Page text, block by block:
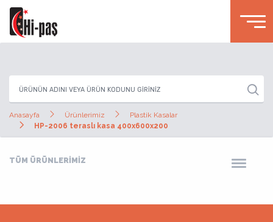
Anasayfa Ürünlerimiz
Plastik Kasalar
HP-2006 teraslı kasa 400x600x200
TÜM ÜRÜNLERİMİZ